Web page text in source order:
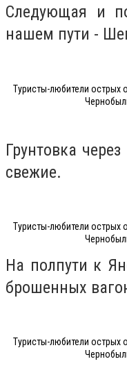
Следующая и
нашем пути -
Туристы-любители острых
Грунтовка
свежие.
Туристы-любители острых
На полпути к
брошенных
Туристы-любители острых